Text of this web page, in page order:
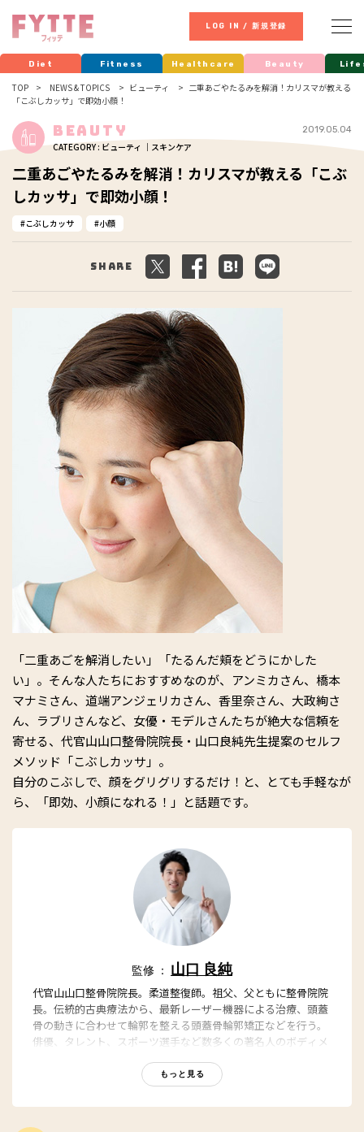
LOG IN / 新規登録
Diet Fitness Healthcare Beauty
TOP NEWS & TOPICS ビューティ
二重あごやたるみを解消！カリスマが教える
「こぶしカッサ」で即効小顔！
Beauty
CATEGORY : ビューティ ｜スキンケア
2019.05.04
二重あごやたるみを解消！カリスマが教える「こぶ
しカッサ」で即効小顔！
こぶしカッサ 小顔
Share
「二重あごを解消したい」「たるんだ頬をどうにかした
い」。そんな人たちにおすすめなのが、アンミカさん、橋本
マナミさん、道端アンジェリカさん、香里奈さん、大政絢さ
ん、ラブリさんなど、女優・モデルさんたちが絶大な信頼を
寄せる、代官山山口整骨院院長・山口良純先生提案のセルフ
メソッド「こぶしカッサ」。
自分のこぶしで、顔をグリグリするだけ！と、とても手軽なが
ら、「即効、小顔になれる！」と話題です。
監修 ： 山口 良純
代官山山口整骨院院長。柔道整復師。祖父、父ともに整骨院院
長。伝統的古典療法から、最新レーザー機器による治療、頭蓋
骨の動きに合わせて輪郭を整える頭蓋骨輪郭矯正などを行う。
俳優、タレント、スポーツ選手など数多くの著名人のボディメ
もっと見る